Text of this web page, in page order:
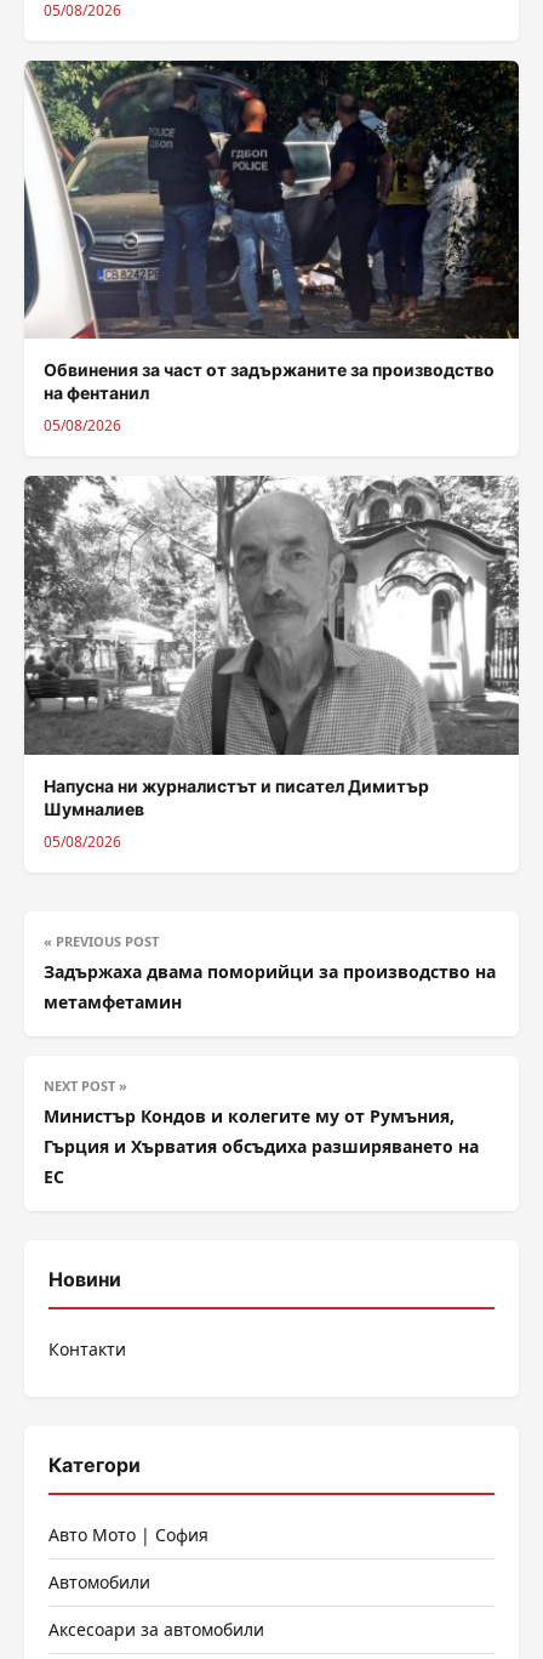
05/08/2026
Обвинения за част от задържаните за производство
на фентанил
05/08/2026
Напусна ни журналистът и писател Димитър
Шумналиев
05/08/2026
« PREVIOUS POST
Задържаха двама поморийци за производство на
метамфетамин
NEXT POST »
Министър Кондов и колегите му от Румъния,
Гърция и Хърватия обсъдиха разширяването на
ЕС
Новини
Контакти
Категори
Авто Мото | София
Автомобили
Аксесоари за автомобили